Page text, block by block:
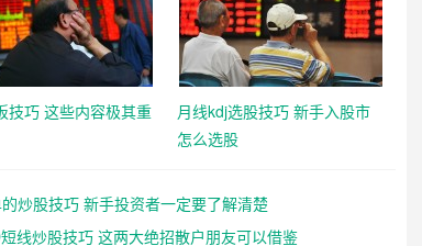
技巧 这些内容极其重
月线kdj选股技巧 新手入股市
怎么选股
炒股技巧 新手投资者一定要了解清楚
线炒股技巧 这两大绝招散户朋友可以借鉴